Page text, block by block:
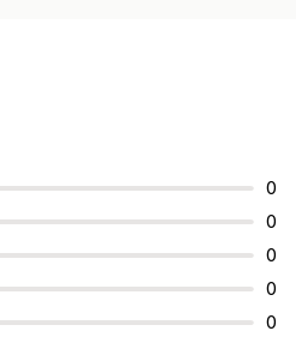
0
0
0
0
0